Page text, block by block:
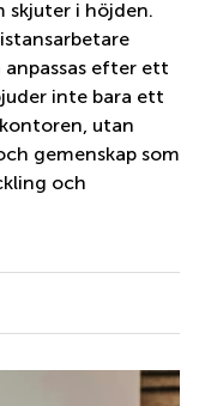
skjuter i höjden.
anpassas efter ett
inte bara ett
utan
gemenskap som
och